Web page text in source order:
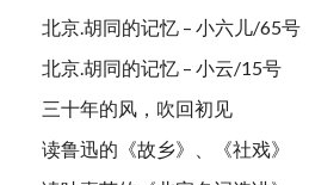
北京.胡同的记忆 – 小六儿/65号
北京.胡同的记忆 – 小云/15号
三十年的风，吹回初见
读鲁迅的《故乡》、《社戏》